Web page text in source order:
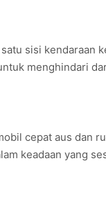
sisi kendaraan
menghindari
cepat aus dan
keadaan yang